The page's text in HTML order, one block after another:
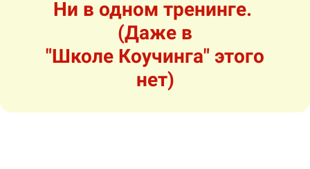
Ни в одном тренинге.
(Даже в
"Школе Коучинга" этого
нет)